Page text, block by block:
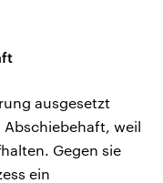
ausgesetzt
Abschiebehaft, weil
Gegen sie
ein